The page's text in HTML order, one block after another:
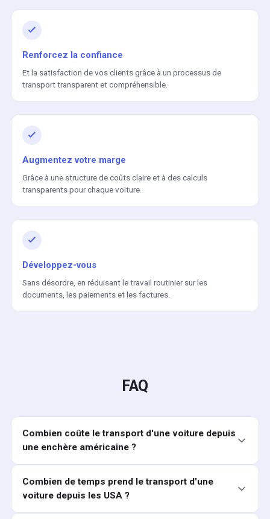
Renforcez la confiance
Et la satisfaction de vos clients grâce à un processus de
transport transparent et compréhensible.
Augmentez votre marge
Grâce à une structure de coûts claire et à des calculs
transparents pour chaque voiture.
Développez-vous
Sans désordre, en réduisant le travail routinier sur les
documents, les paiements et les factures.
FAQ
Combien coûte le transport d'une voiture depuis
une enchère américaine ?
Combien de temps prend le transport d'une
voiture depuis les USA ?